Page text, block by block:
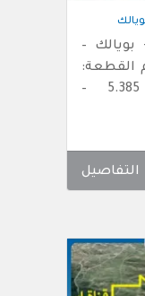
–
– رقم القطعة:
125/145سعر المتر: ₺ 5.385 –
التفاصيل